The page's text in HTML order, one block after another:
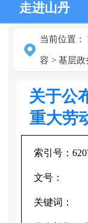
走进山丹
当前位置：
容 > 基层政
关于公
重大劳
索引号：
文号：
关键词：